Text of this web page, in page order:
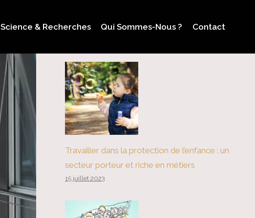
Science & Recherches Qui Sommes-Nous ? Contact
Travailler dans la protection de l’enfance : un
secteur porteur et riche en métiers
15 juillet 2023